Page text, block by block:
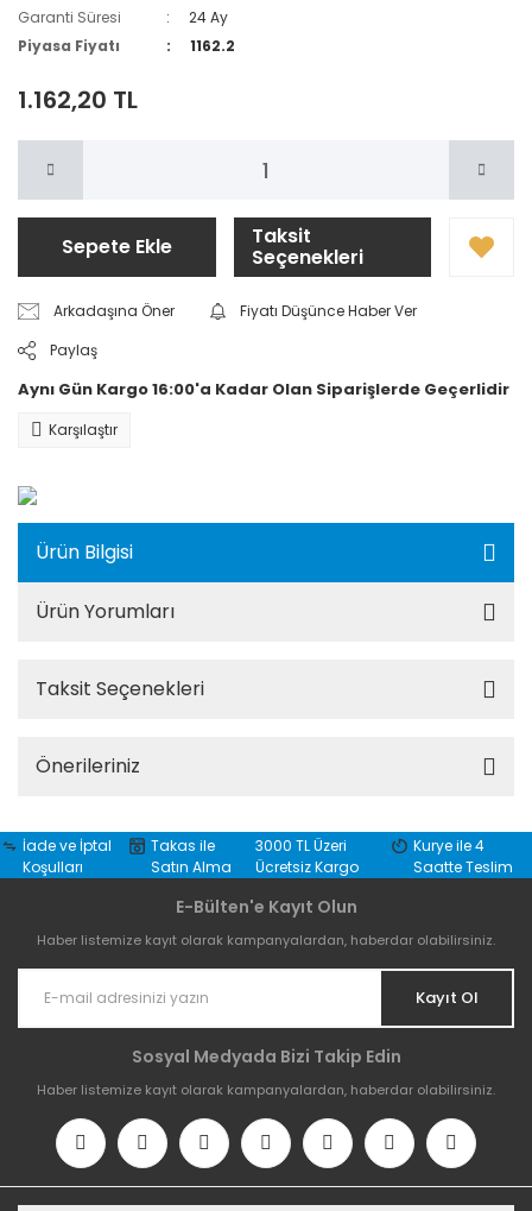
Garanti Süresi
24 Ay
Piyasa Fiyatı
1162.2
1.162,20 TL
Sepete Ekle Taksit
Seçenekleri
Arkadaşına Öner
Fiyatı Düşünce Haber Ver
Paylaş
Aynı Gün Kargo 16:00'a Kadar Olan Siparişlerde Geçerlidir
Karşılaştır
Ürün Bilgisi
Ürün Yorumları
Taksit Seçenekleri
Önerileriniz
İade ve İptal
Koşulları
Takas ile
Satın Alma
3000 TL Üzeri
Ücretsiz Kargo
Kurye ile 4
Saatte Teslim
E-Bülten'e Kayıt Olun
Haber listemize kayıt olarak kampanyalardan, haberdar olabilirsiniz.
Kayıt Ol
Sosyal Medyada Bizi Takip Edin
Haber listemize kayıt olarak kampanyalardan, haberdar olabilirsiniz.